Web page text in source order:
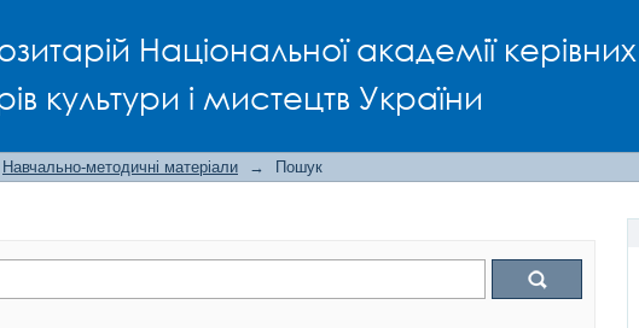
Національної академії керівних
культури і мистецтв України
Навчально-методичні матеріали → Пошук